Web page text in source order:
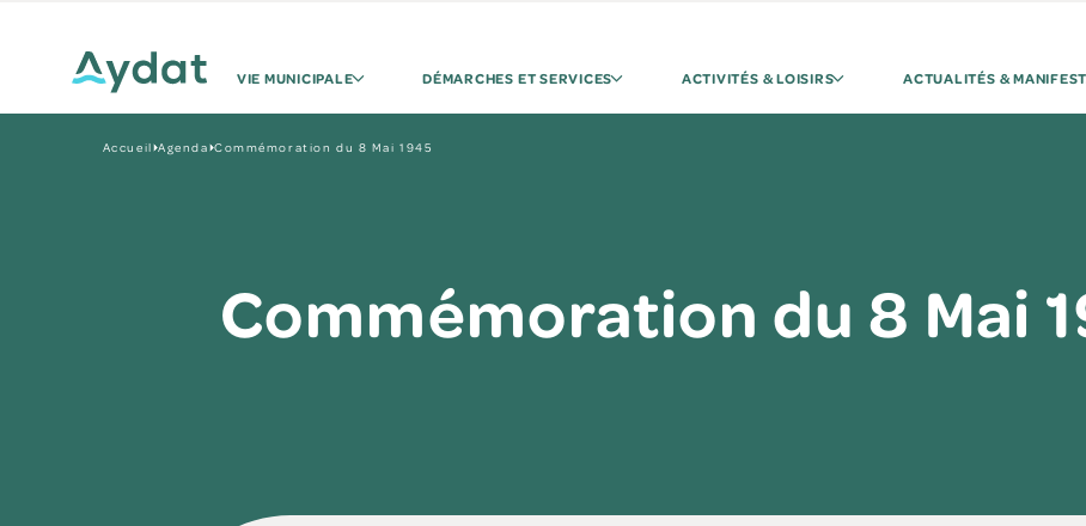
VIE MUNICIPALE DÉMARCHES ET SERVICES ACTIVITÉS & LOISIRS ACTUALITÉS &
Accueil Agenda Commémoration du 8 Mai 1945
Commémoration du 8 Mai